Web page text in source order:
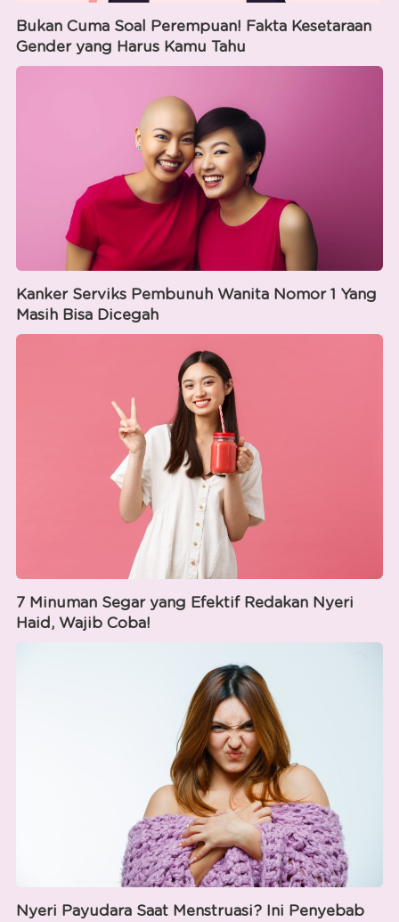
Bukan Cuma Soal Perempuan! Fakta Kesetaraan
Gender yang Harus Kamu Tahu
Kanker Serviks Pembunuh Wanita Nomor 1 Yang
Masih Bisa Dicegah
7 Minuman Segar yang Efektif Redakan Nyeri
Haid, Wajib Coba!
Nyeri Payudara Saat Menstruasi? Ini Penyebab